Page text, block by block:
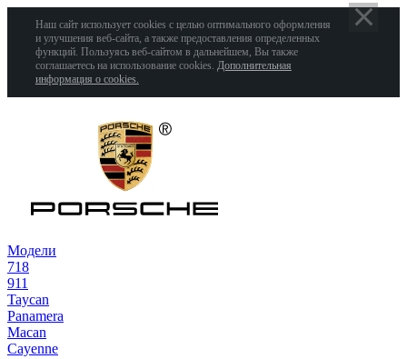
Наш сайт использует cookies с целью оптимального оформления
и улучшения веб-сайта, а также предоставления определенных
функций. Пользуясь веб-сайтом в дальнейшем, Вы также
соглашаетесь на использование cookies. Дополнительная
информация о cookies.
Модели
718
911
Taycan
Panamera
Macan
Cayenne